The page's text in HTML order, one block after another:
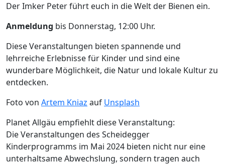
Der Imker Peter führt euch in die Welt der Bienen ein.
Anmeldung bis Donnerstag, 12:00 Uhr.
Diese Veranstaltungen bieten spannende und
lehrreiche Erlebnisse für Kinder und sind eine
wunderbare Möglichkeit, die Natur und lokale Kultur zu
entdecken.
Foto von Artem Kniaz auf Unsplash
Planet Allgäu empfiehlt diese Veranstaltung:
Die Veranstaltungen des Scheidegger
Kinderprogramms im Mai 2024 bieten nicht nur eine
unterhaltsame Abwechslung, sondern tragen auch